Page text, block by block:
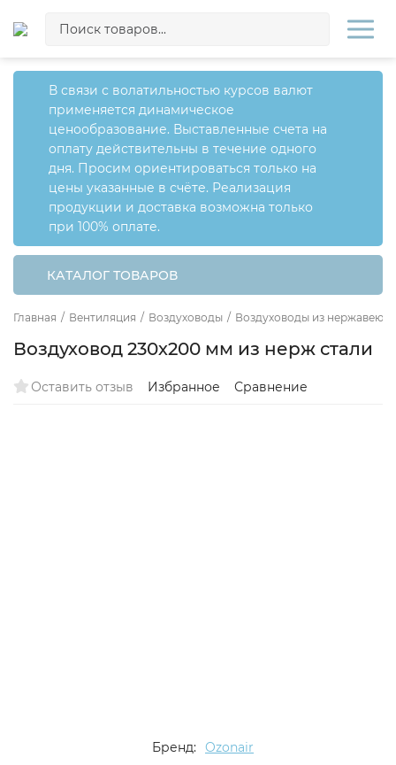
В связи с волатильностью курсов валют
применяется динамическое
ценообразование. Выставленные счета на
оплату действительны в течение одного
дня. Просим ориентироваться только на
цены указанные в счёте. Реализация
продукции и доставка возможна только
при 100% оплате.
КАТАЛОГ ТОВАРОВ
Главная / Вентиляция / Воздуховоды / Воздуховоды из
Воздуховод 230х200 мм из нерж стали
Оставить отзыв Избранное Сравнение
Бренд: Ozonair